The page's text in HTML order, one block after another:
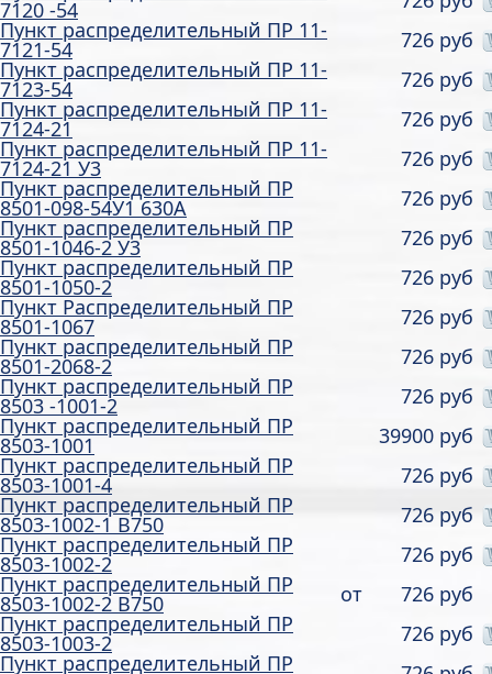
7120 -54
Пункт распределительный ПР 11-
7121-54
726 руб
Пункт распределительный ПР 11-
7123-54
726 руб
Пункт распределительный ПР 11-
7124-21
726 руб
Пункт распределительный ПР 11-
7124-21 У3
726 руб
Пункт распределительный ПР
8501-098-54У1 630А
726 руб
Пункт распределительный ПР
8501-1046-2 У3
726 руб
Пункт распределительный ПР
8501-1050-2
726 руб
Пункт Распределительный ПР
8501-1067
726 руб
Пункт распределительный ПР
8501-2068-2
726 руб
Пункт распределительный ПР
8503 -1001-2
726 руб
Пункт распределительный ПР
8503-1001
39900 руб
Пункт распределительный ПР
8503-1001-4
726 руб
Пункт распределительный ПР
8503-1002-1 В750
726 руб
Пункт распределительный ПР
8503-1002-2
726 руб
Пункт распределительный ПР
8503-1002-2 В750 от
726 руб
Пункт распределительный ПР
8503-1003-2
726 руб
Пункт распределительный ПР